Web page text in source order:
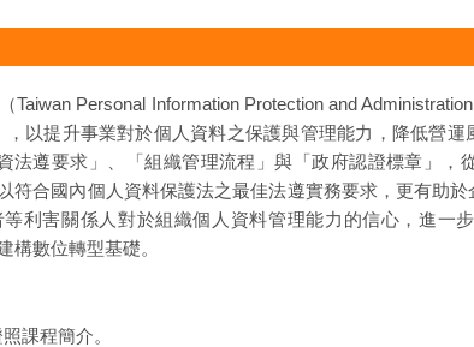
Taiwan Personal Information Protection and
以提升事業對於個人資料之保護與管理能力，降低營
法遵要求」、「組織管理流程」與「政府認證標章」，
符合國內個人資料保護法之最佳法遵實務要求，更有助
利害關係人對於組織個人資料管理能力的信心，進一
構數位轉型基礎。
課程簡介。